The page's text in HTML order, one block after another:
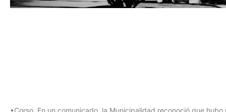
•Corso. En un comunicado, la Municipalidad reconoció que